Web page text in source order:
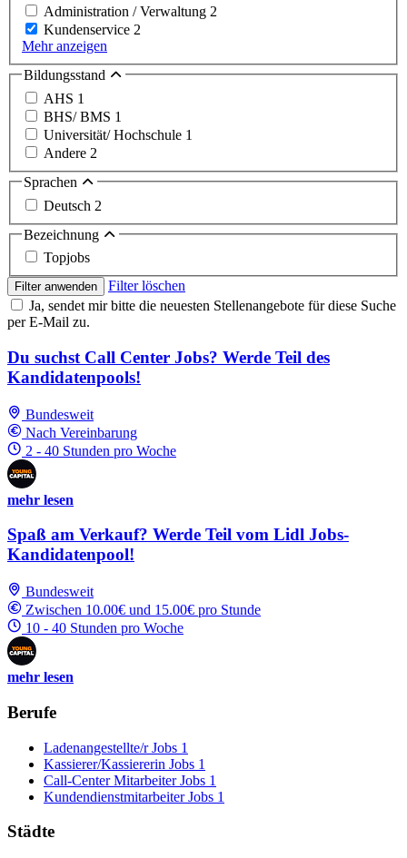
Administration / Verwaltung 2
Kundenservice 2
Mehr anzeigen
Bildungsstand
AHS 1
BHS/ BMS 1
Universität/ Hochschule 1
Andere 2
Sprachen
Deutsch 2
Bezeichnung
Topjobs
Filter anwenden
Filter löschen
Ja, sendet mir bitte die neuesten Stellenangebote für diese Suche
per E-Mail zu.
Du suchst Call Center Jobs? Werde Teil des
Kandidatenpools!
Bundesweit
Nach Vereinbarung
2 - 40 Stunden pro Woche
mehr lesen
Spaß am Verkauf? Werde Teil vom Lidl Jobs-
Kandidatenpool!
Bundesweit
Zwischen 10.00€ und 15.00€ pro Stunde
10 - 40 Stunden pro Woche
mehr lesen
Berufe
Ladenangestellte/r Jobs 1
Kassierer/Kassiererin Jobs 1
Call-Center Mitarbeiter Jobs 1
Kundendienstmitarbeiter Jobs 1
Städte